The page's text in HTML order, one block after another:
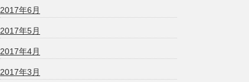
2017年6月
2017年5月
2017年4月
2017年3月